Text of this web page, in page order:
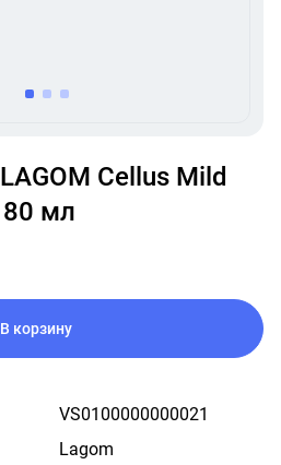
itemitemitem
80 мл
В корзину
VS0100000000021
Lagom